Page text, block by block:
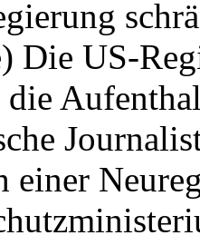
Die US-
die
einer